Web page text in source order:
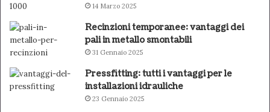
14 Marzo 2025
Recinzioni temporanee: vantaggi dei
pali in metallo smontabili
31 Gennaio 2025
Pressfitting: tutti i vantaggi per le
installazioni idrauliche
23 Gennaio 2025